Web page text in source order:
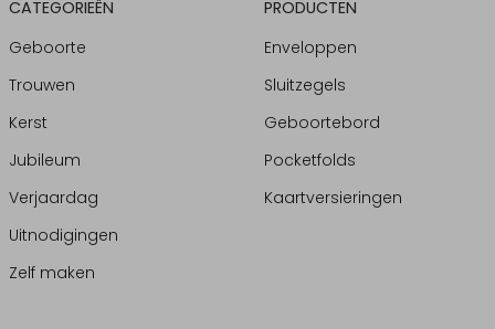
CATEGORIEËN
Geboorte
Trouwen
Kerst
Jubileum
Verjaardag
Uitnodigingen
Zelf maken
PRODUCTEN
Enveloppen
Sluitzegels
Geboortebord
Pocketfolds
Kaartversieringen